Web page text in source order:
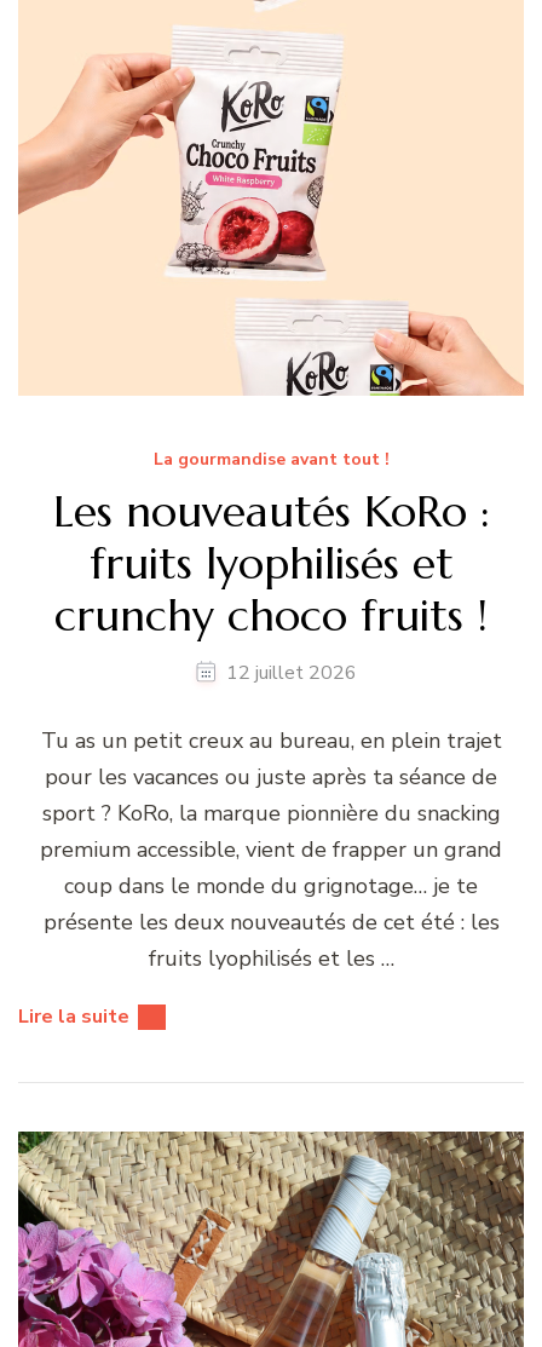
La gourmandise avant tout !
Les nouveautés KoRo :
fruits lyophilisés et
crunchy choco fruits !
12 juillet 2026
Tu as un petit creux au bureau, en plein trajet
pour les vacances ou juste après ta séance de
sport ? KoRo, la marque pionnière du snacking
premium accessible, vient de frapper un grand
coup dans le monde du grignotage… je te
présente les deux nouveautés de cet été : les
fruits lyophilisés et les …
Lire la suite